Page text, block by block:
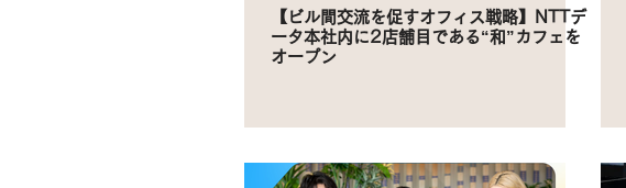
【ビル間交流を促すオフィス戦略】NTTデ
ータ本社内に2店舗目である“和”カフェを
オープン